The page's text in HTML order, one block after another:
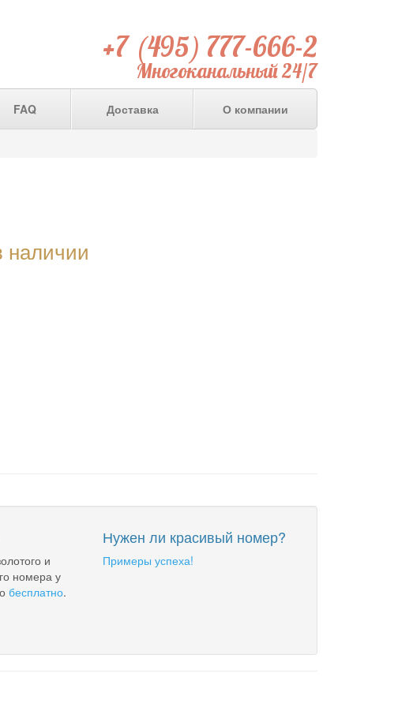
+7 (495) 777-666-2
Многоканальный 24/7
FAQ Доставка О компании
наличии
и
номера у
бесплатно.
Нужен ли красивый номер?
Примеры успеха!